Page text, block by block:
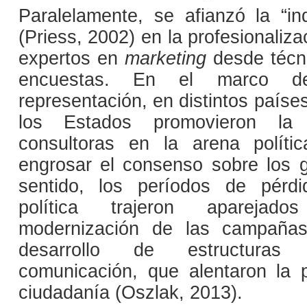
Paralelamente, se afianzó la
(Priess, 2002) en la
expertos en marketingdesde
encuestas. En el marco
representación, en distintos
los Estados promovieron la
consultoras en la arena
engrosar el consenso sobre los
sentido, los períodos de
política trajeron
modernización de las
desarrollo de estructuras
comunicación, que alentaron la
ciudadanía (Oszlak, 2013).